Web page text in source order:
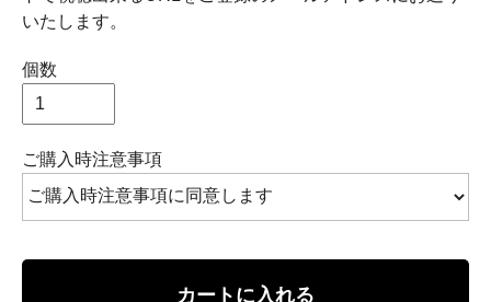
いたします。
個数
ご購入時注意事項
カートに入れる